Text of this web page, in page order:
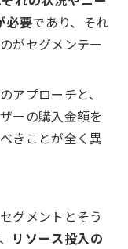
必要であり、それ
がセグメンテー
アプローチと、
ーの購入金額を
きことが全く異
グメントとそう
リソース投入の